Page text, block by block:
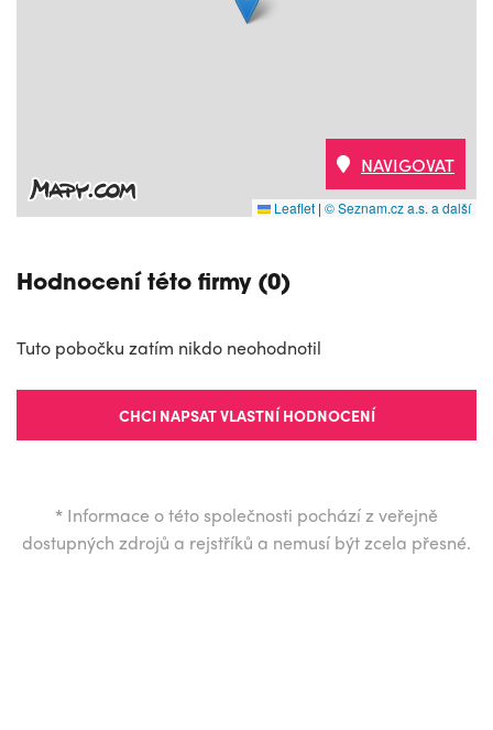
Leaflet | © Seznam.cz a.s. a další
NAVIGOVAT
Hodnocení této firmy (0)
Tuto pobočku zatím nikdo neohodnotil
CHCI NAPSAT VLASTNÍ HODNOCENÍ
* Informace o této společnosti pochází z veřejně
dostupných zdrojů a rejstříků a nemusí být zcela přesné.